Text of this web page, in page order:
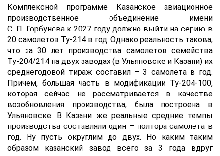
Комплексной программе Казанское авиационное
производственное объединение имени
С. П. Горбунова к 2027 году должно выйти на серию в
20 самолетов Ту-214 в год. Однако реальность такова,
что за 30 лет производства самолетов семейства
Ту-204/214 на двух заводах (в Ульяновске и Казани) их
среднегодовой тираж составил – 3 самолета в год.
Причем, большая часть в модификации Ту-204-100,
которая сейчас не рассматривается в качестве
возобновления производства, была построена в
Ульяновске. В Казани же реальные средние темпы
производства составляли один – полтора самолета в
год. Ну пусть округлим до двух. Но каким таким
образом казанский завод всего за 3 года вдруг